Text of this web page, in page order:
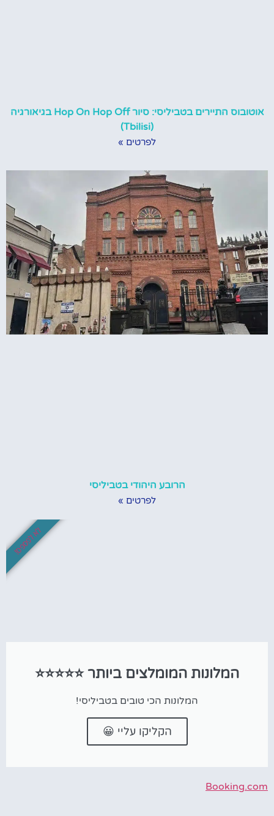
אוטובוס התיירים בטביליסי: סיור Hop On Hop Off בגיאורגיה
(Tbilisi)
לפרטים »
הרובע היהודי בטביליסי
לפרטים »
המלונות המומלצים ביותר ⭐⭐⭐⭐⭐
המלונות הכי טובים בטביליסי!
הקליקו עליי 😀
לא לפספס!
Booking.com